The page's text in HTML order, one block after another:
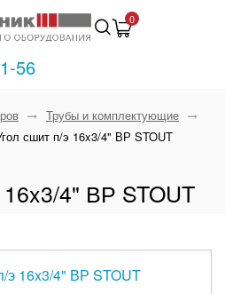
0
56
Трубы и комплектующие
сшит п/э 16x3/4" ВР STOUT
4" ВР STOUT